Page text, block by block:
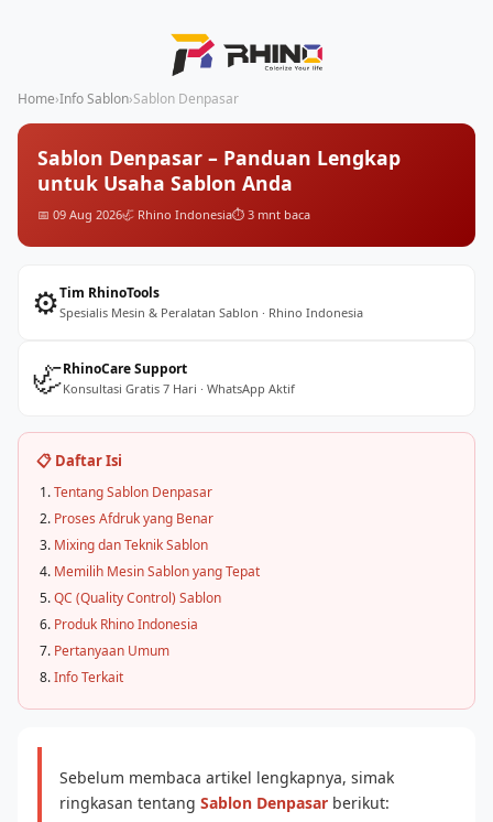
Home›Info Sablon›Sablon Denpasar
Sablon Denpasar – Panduan Lengkap
untuk Usaha Sablon Anda
📅 09 Aug 2026🦏 Rhino Indonesia⏱️ 3 mnt baca
⚙️Tim RhinoTools
Spesialis Mesin & Peralatan Sablon · Rhino Indonesia
🦏RhinoCare Support
Konsultasi Gratis 7 Hari · WhatsApp Aktif
📋 Daftar Isi
Tentang Sablon Denpasar
Proses Afdruk yang Benar
Mixing dan Teknik Sablon
Memilih Mesin Sablon yang Tepat
QC (Quality Control) Sablon
Produk Rhino Indonesia
Pertanyaan Umum
Info Terkait
Sebelum membaca artikel lengkapnya, simak
ringkasan tentang Sablon Denpasar berikut: